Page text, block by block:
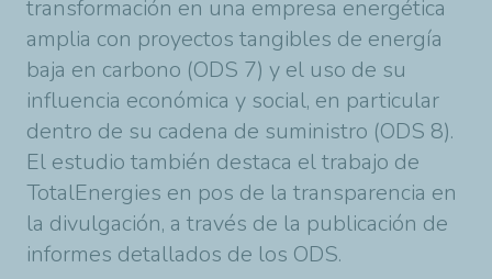
transformación en una empresa energética
amplia con proyectos tangibles de energía
baja en carbono (ODS 7) y el uso de su
influencia económica y social, en particular
dentro de su cadena de suministro (ODS 8).
El estudio también destaca el trabajo de
TotalEnergies en pos de la transparencia en
la divulgación, a través de la publicación de
informes detallados de los ODS.